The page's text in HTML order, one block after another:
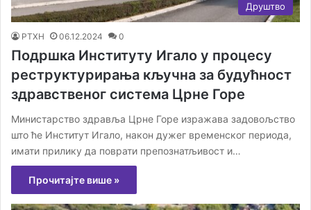
Друштво
РТХН 06.12.2024 0
Подршка Институту Игало у процесу
реструктурирања кључна за будућност
здравственог система Црне Горе
Министарство здравља Црне Горе изражава задовољство
што ће Институт Игало, након дужег временског периода,
имати прилику да поврати препознатљивост и…
Прочитајте више »